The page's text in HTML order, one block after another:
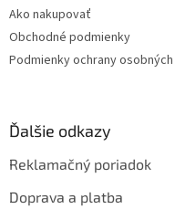
Ako nakupovať
Obchodné podmienky
Podmienky ochrany
Ďalšie odkazy
Reklamačný poriadok
Doprava a platba